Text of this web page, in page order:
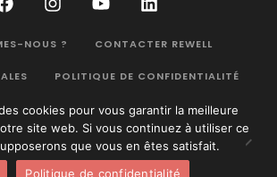
NOUS ? CONTACTER REWELL
POLITIQUE DE CONFIDENTIALITÉ
Tous droits réservés.
cookies pour vous garantir la meilleure
site web. Si vous continuez à utiliser ce
que vous en êtes satisfait.
Politique de confidentialité